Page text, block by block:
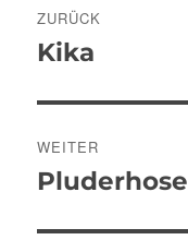
ZURÜCK
Vorheriger
Kika
WEITER
Nächster
Pluderhose